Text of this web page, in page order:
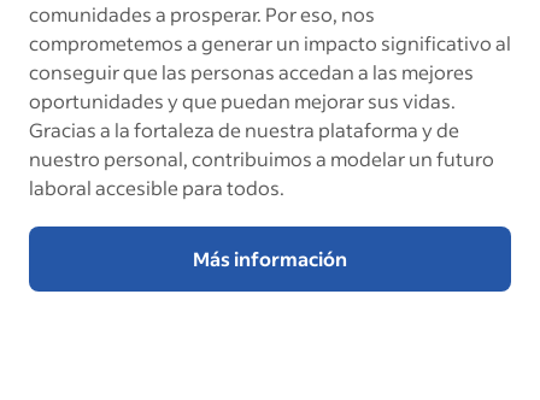
comunidades a prosperar. Por eso, nos
comprometemos a generar un impacto significativo al
conseguir que las personas accedan a las mejores
oportunidades y que puedan mejorar sus vidas.
Gracias a la fortaleza de nuestra plataforma y de
nuestro personal, contribuimos a modelar un futuro
laboral accesible para todos.
Más información